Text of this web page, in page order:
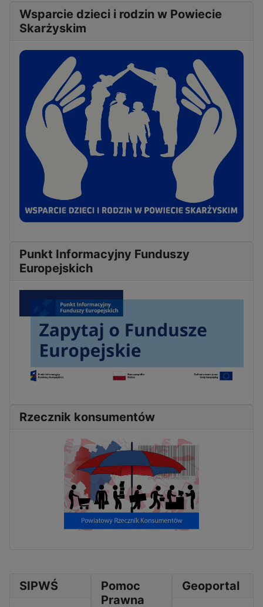
Wsparcie dzieci i rodzin w Powiecie
Skarżyskim
Punkt Informacyjny Funduszy
Europejskich
Rzecznik konsumentów
SIPWŚ
Pomoc
Prawna
Geoportal